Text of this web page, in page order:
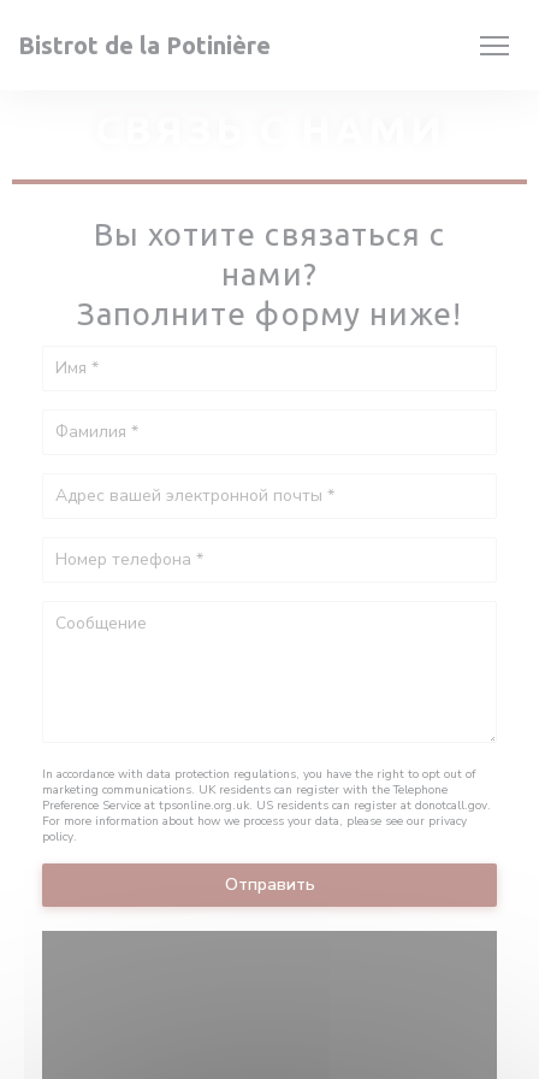
Bistrot de la Potinière
Вы хотите связаться с
нами?
Заполните форму ниже!
In accordance with data protection regulations, you have the right to opt out of
marketing communications. UK residents can register with the Telephone
Preference Service at tpsonline.org.uk. US residents can register at donotcall.gov.
For more information about how we process your data, please see our privacy
policy.